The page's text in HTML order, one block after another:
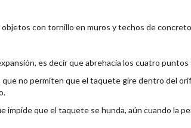
objetos con tornillo en muros y techos de
es decir que abrehacia los cuatro puntos
que no permiten que el taquete gire dentro del
impide que el taquete se hunda, aún cuando la